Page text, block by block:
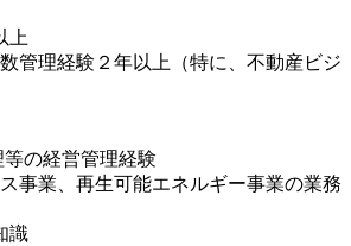
上
管理経験２年以上（特に、不動産ビジ
等の経営管理経験
事業、再生可能エネルギー事業の業務
識